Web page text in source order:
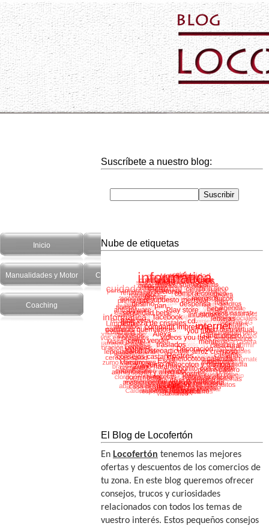
Inicio Hogar
Manualidades y Motor Cuidado Personal Salud y recetas
Coaching
Suscríbete a nuestro blog:
Nube de etiquetas
El Blog de Locofertón
En Locofertón tenemos las mejores
ofertas y descuentos de los comercios de
tu zona. En este blog queremos ofrecer
consejos, trucos y curiosidades
relacionados con todos los temas de
vuestro interés. Estos pequeños consejos